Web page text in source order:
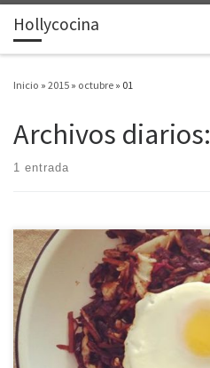
Saltar al contenido
Hollycocina
Inicio » 2015 » octubre » 01
Archivos diarios:
1 entrada